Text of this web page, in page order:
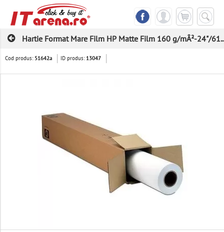
Hartie Format Mare Film HP Matte Film 160 g/mÂ²-24"/
Cod produs: 51642a ID produs: 13047